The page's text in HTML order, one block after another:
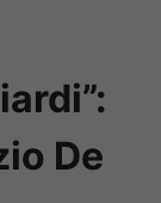
De